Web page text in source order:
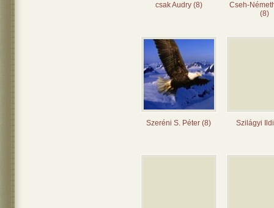
csak Audry (8)
Cseh-
(8)
Szeréni S. Péter (8) Szilágyi